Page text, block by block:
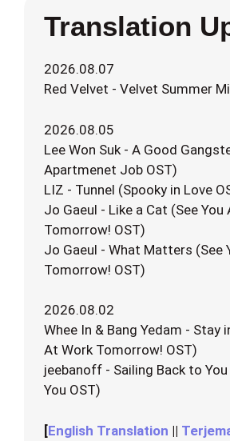
Translation
2026.08.07
Red Velvet - Velvet Summer
2026.08.05
Lee Won Suk - A Good
Apartmenet Job OST)
LIZ - Tunnel (Spooky in Love
Jo Gaeul - Like a Cat (See You
Tomorrow! OST)
Jo Gaeul - What Matters (See
Tomorrow! OST)
2026.08.02
Whee In & Bang Yedam - Stay
At Work Tomorrow! OST)
jeebanoff - Sailing Back to
You OST)
[English Translation ||